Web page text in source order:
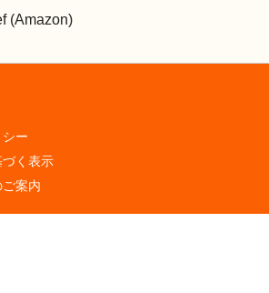
(Amazon)
ー
く表示
案内